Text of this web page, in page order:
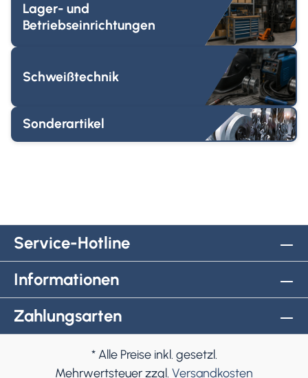
Lager- und
Betriebseinrichtungen
Schweißtechnik
Sonderartikel
Service-Hotline
Informationen
Zahlungsarten
* Alle Preise inkl. gesetzl.
Mehrwertsteuer zzgl. Versandkosten